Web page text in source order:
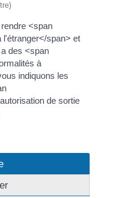
<span
span> et
des <span
à
indiquons les
de sortie